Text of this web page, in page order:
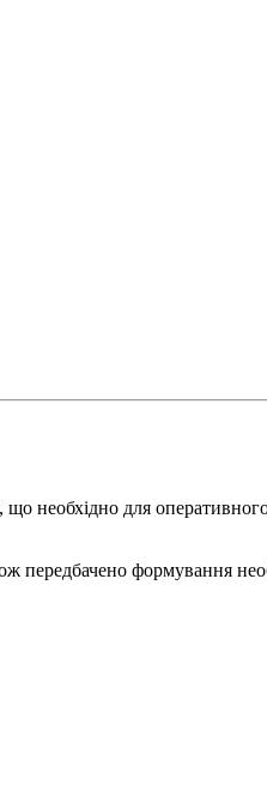
необхідно для
передбачено формування